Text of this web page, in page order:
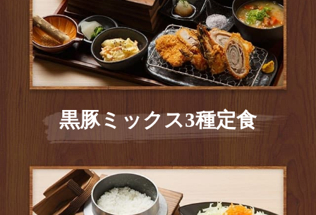
黒豚ミックス3種定食